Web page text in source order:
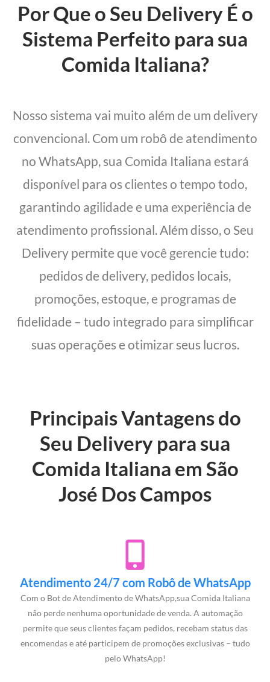
Por Que o Seu Delivery É o
Sistema Perfeito para sua
Comida Italiana?
Nosso sistema vai muito além de um delivery
convencional. Com um robô de atendimento
no WhatsApp, sua Comida Italiana estará
disponível para os clientes o tempo todo,
garantindo agilidade e uma experiência de
atendimento profissional. Além disso, o Seu
Delivery permite que você gerencie tudo:
pedidos de delivery, pedidos locais,
promoções, estoque, e programas de
fidelidade – tudo integrado para simplificar
suas operações e otimizar seus lucros.
Principais Vantagens do
Seu Delivery para sua
Comida Italiana em São
José Dos Campos
Atendimento 24/7 com Robô de WhatsApp
Com o Bot de Atendimento de WhatsApp,sua Comida Italiana
não perde nenhuma oportunidade de venda. A automação
permite que seus clientes façam pedidos, recebam status das
encomendas e até participem de promoções exclusivas – tudo
pelo WhatsApp!